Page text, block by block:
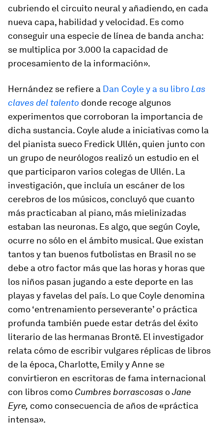
cubriendo el circuito neural y añadiendo, en cada
nueva capa, habilidad y velocidad. Es como
conseguir una especie de línea de banda ancha:
se multiplica por 3.000 la capacidad de
procesamiento de la información».
Hernández se refiere a Dan Coyle y a su libro Las
claves del talento donde recoge algunos
experimentos que corroboran la importancia de
dicha sustancia. Coyle alude a iniciativas como la
del pianista sueco Fredick Ullén, quien junto con
un grupo de neurólogos realizó un estudio en el
que participaron varios colegas de Ullén. La
investigación, que incluía un escáner de los
cerebros de los músicos, concluyó que cuanto
más practicaban al piano, más mielinizadas
estaban las neuronas. Es algo, que según Coyle,
ocurre no sólo en el ámbito musical. Que existan
tantos y tan buenos futbolistas en Brasil no se
debe a otro factor más que las horas y horas que
los niños pasan jugando a este deporte en las
playas y favelas del país. Lo que Coyle denomina
como ‘entrenamiento perseverante’ o práctica
profunda también puede estar detrás del éxito
literario de las hermanas Brontë. El investigador
relata cómo de escribir vulgares réplicas de libros
de la época, Charlotte, Emily y Anne se
convirtieron en escritoras de fama internacional
con libros como Cumbres borrascosas oJane
Eyre, como consecuencia de años de «práctica
intensa».